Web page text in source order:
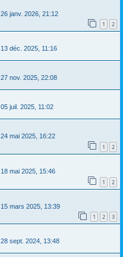
26 janv. 2026, 21:12
1 2
13 déc. 2025, 11:16
27 nov. 2025, 22:08
05 juil. 2025, 11:02
24 mai 2025, 16:22
1 2
18 mai 2025, 15:46
1 2
15 mars 2025, 13:39
1 2 3
28 sept. 2024, 13:48